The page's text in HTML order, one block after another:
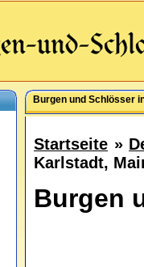
Burgen und Schlösser
Startseite »
Karlstadt,
Burgen